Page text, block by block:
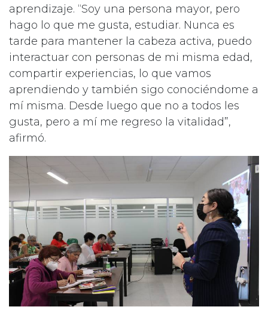
aprendizaje. “Soy una persona mayor, pero
hago lo que me gusta, estudiar. Nunca es
tarde para mantener la cabeza activa, puedo
interactuar con personas de mi misma edad,
compartir experiencias, lo que vamos
aprendiendo y también sigo conociéndome a
mí misma. Desde luego que no a todos les
gusta, pero a mí me regreso la vitalidad”,
afirmó.